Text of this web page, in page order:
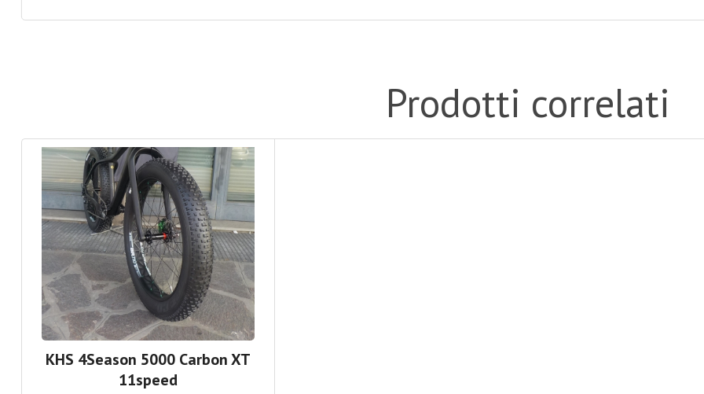
Prodotti correlati
KHS 4Season 5000 Carbon XT
11speed